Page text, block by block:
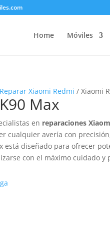
Home Móviles
Reparar Xiaomi Redmi / Xiaomi
Max
en reparaciones
cualquier avería con
está diseñado para ofrecer
con el máximo cuidado y